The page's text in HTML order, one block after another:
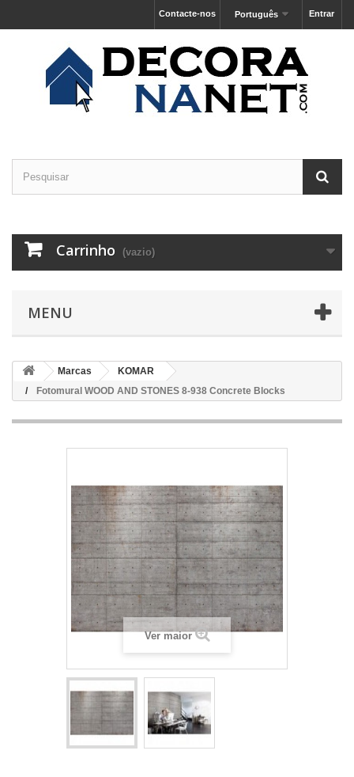
Entrar
Português
Contacte-nos
Carrinho (vazio)
MENU
Marcas
KOMAR
Fotomural WOOD AND STONES 8-938 Concrete Blocks
Ver maior